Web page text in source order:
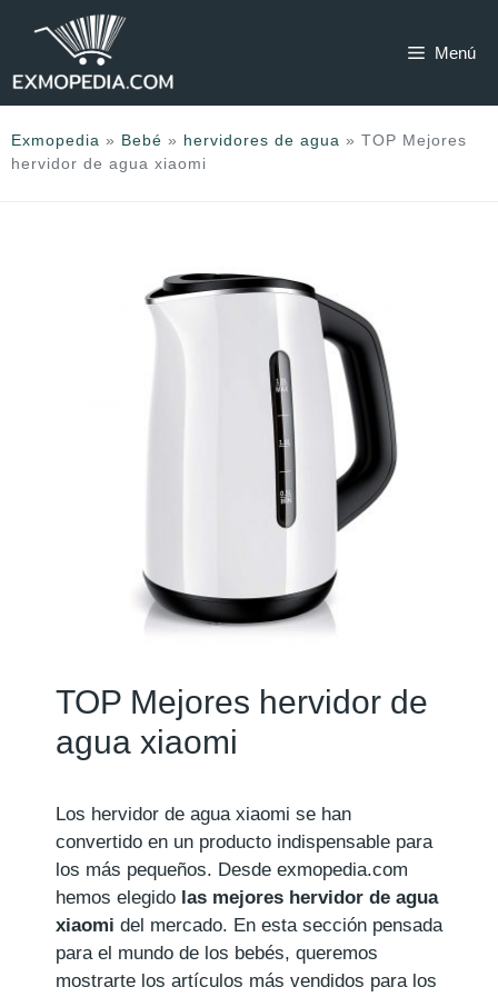
Menú
Exmopedia » Bebé » hervidores de agua » TOP Mejores
hervidor de agua xiaomi
TOP Mejores hervidor de
agua xiaomi
Los hervidor de agua xiaomi se han
convertido en un producto indispensable para
los más pequeños. Desde exmopedia.com
hemos elegido las mejores hervidor de agua
xiaomi del mercado. En esta sección pensada
para el mundo de los bebés, queremos
mostrarte los artículos más vendidos para los